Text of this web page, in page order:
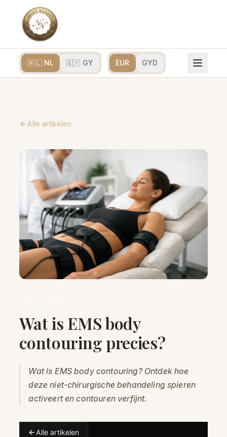
🇳🇱 NL 🇬🇾 GY EUR GYD
Alle artikelen
Wat is EMS body
contouring precies?
Wat is EMS body contouring? Ontdek hoe
deze niet-chirurgische behandeling spieren
activeert en contouren verfijnt.
Alle artikelen